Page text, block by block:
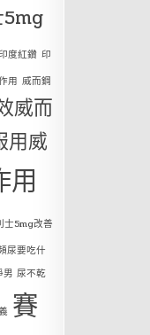
度紅鑽 印
用 威而鋼
威而
用威
用
士5mg改善
尿要吃什
男 尿不乾
賽